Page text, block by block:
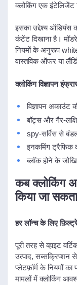
क्लोकिंग एक इंटेलिजेंट
इसका उद्देश्य ऑडियंस
कंटेंट दिखाना है।
नियमों के अनुरूप
वास्तविक ऑफर या
क्लोकिंग विज्ञापन
विज्ञापन अकाउंट
बॉट्स और गैर-
spy-सर्विस से
इनकमिंग ट्रैफिक
ब्लॉक होने के
कब क्लोकिंग
किया जा
हर लॉन्च के लिए
पूरी तरह से व्हाइट
उत्पाद, सब्सक्रिप्शन
प्लेटफ़ॉर्म के नियमों
मामलों में क्लोकिंग